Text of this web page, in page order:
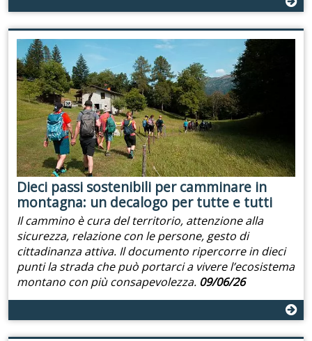
Dieci passi sostenibili per camminare in
montagna: un decalogo per tutte e tutti
Il cammino è cura del territorio, attenzione alla
sicurezza, relazione con le persone, gesto di
cittadinanza attiva. Il documento ripercorre in dieci
punti la strada che può portarci a vivere l’ecosistema
montano con più consapevolezza. 09/06/26